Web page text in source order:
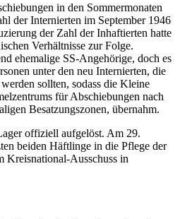
in den Sommermonaten
der Internierten im September 1946
der Zahl der Inhaftierten hatte
Verhältnisse zur Folge.
ehemalige SS-Angehörige, doch es
unter den neu Internierten, die
sollten, sodass die Kleine
für Abschiebungen nach
Besatzungszonen, übernahm.
offiziell aufgelöst. Am 29.
beiden Häftlinge in die Pflege der
Kreisnational-Ausschuss in